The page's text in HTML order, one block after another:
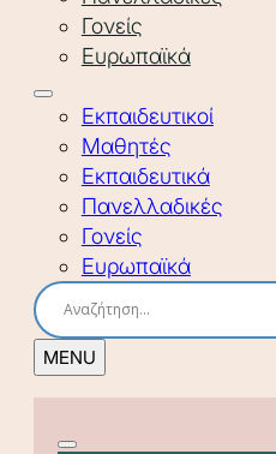
Γονείς
Ευρωπαϊκά
Εκπαιδευτικοί
Μαθητές
Εκπαιδευτικά
Πανελλαδικές
Γονείς
Ευρωπαϊκά